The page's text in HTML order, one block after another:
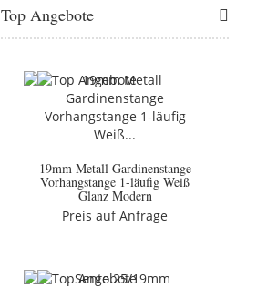
Top Angebote
19mm Metall Gardinenstange
Vorhangstange 1-läufig Weiß
Glanz Modern
Preis auf Anfrage